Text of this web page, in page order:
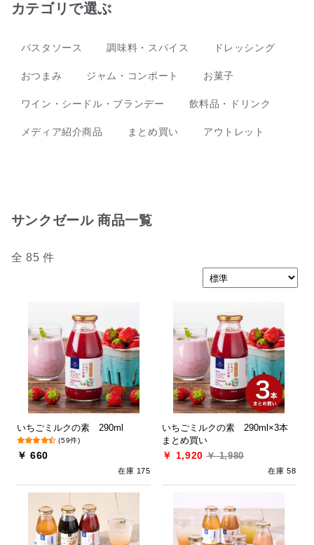
カテゴリで選ぶ
パスタソース 調味料・スパイス ドレッシング
おつまみ ジャム・コンポート お菓子
ワイン・シードル・ブランデー 飲料品・ドリンク
メディア紹介商品 まとめ買い アウトレット
サンクゼール 商品一覧
全 85 件
いちごミルクの素 290ml
(59件)
￥ 660
在庫 175
いちごミルクの素 290ml×3本
まとめ買い
￥ 1,920 ￥ 1,980
在庫 58